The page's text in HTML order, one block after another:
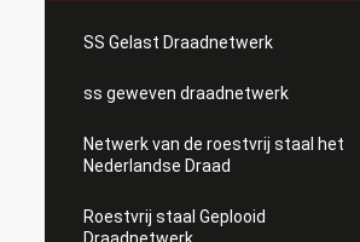
SS Gelast Draadnetwerk
ss geweven draadnetwerk
Netwerk van de roestvrij staal het
Nederlandse Draad
Roestvrij staal Geplooid